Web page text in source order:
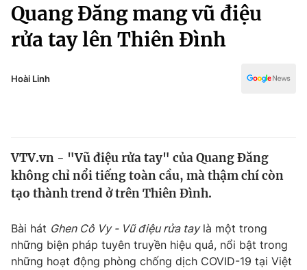
Chính trị
Xã hội
Pháp luật
Thế giới
Tin tức
Câu chuyện quốc tế
Kinh tế
Tài chính
Thị trường
Dữ liệu và đời sống
Truyền hình
Văn hóa - Giải trí
Quang Đăng mang vũ điệu
rửa tay lên Thiên Đình
Hoài Linh
VTV.vn - "Vũ điệu rửa tay" của Quang Đăng
không chỉ nổi tiếng toàn cầu, mà thậm chí còn
tạo thành trend ở trên Thiên Đình.
Bài hát Ghen Cô Vy - Vũ điệu rửa taylà một trong
những biện pháp tuyên truyền hiệu quả, nổi bật trong
những hoạt động phòng chống dịch COVID-19 tại Việt